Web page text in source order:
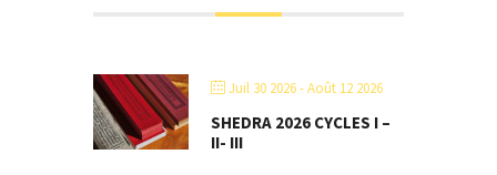
Juil 30 2026- Août 12 2026
SHEDRA 2026 CYCLES I –
II- III